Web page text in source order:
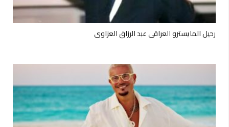
رحيل المايسترو العراقي عبد الرزاق العزاوي